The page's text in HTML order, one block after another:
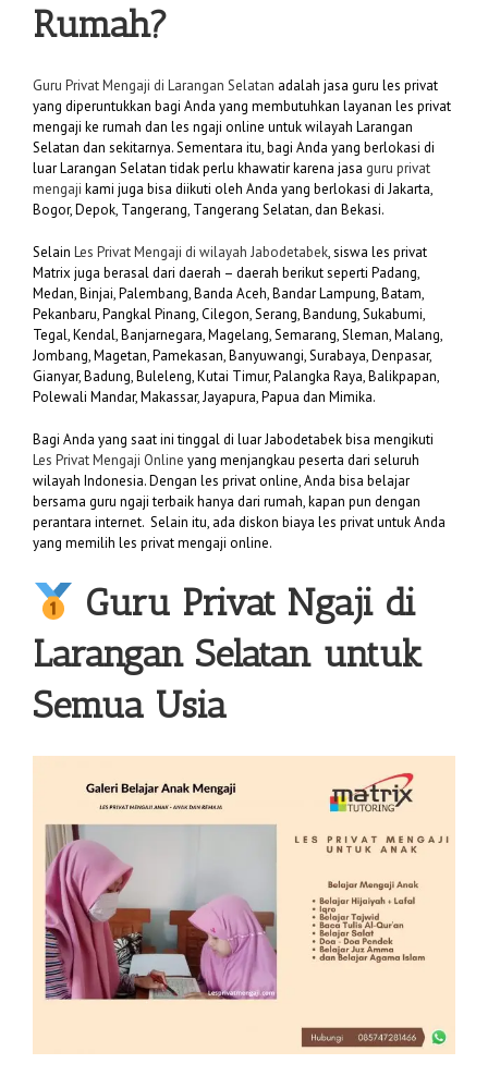
Rumah?
Guru Privat Mengaji di Larangan Selatan adalah jasa guru les privat
yang diperuntukkan bagi Anda yang membutuhkan layanan les privat
mengaji ke rumah dan les ngaji online untuk wilayah Larangan
Selatan dan sekitarnya. Sementara itu, bagi Anda yang berlokasi di
luar Larangan Selatan tidak perlu khawatir karena jasa guru privat
mengaji kami juga bisa diikuti oleh Anda yang berlokasi di Jakarta,
Bogor, Depok, Tangerang, Tangerang Selatan, dan Bekasi.
Selain Les Privat Mengaji di wilayah Jabodetabek, siswa les privat
Matrix juga berasal dari daerah – daerah berikut seperti Padang,
Medan, Binjai, Palembang, Banda Aceh, Bandar Lampung, Batam,
Pekanbaru, Pangkal Pinang, Cilegon, Serang, Bandung, Sukabumi,
Tegal, Kendal, Banjarnegara, Magelang, Semarang, Sleman, Malang,
Jombang, Magetan, Pamekasan, Banyuwangi, Surabaya, Denpasar,
Gianyar, Badung, Buleleng, Kutai Timur, Palangka Raya, Balikpapan,
Polewali Mandar, Makassar, Jayapura, Papua dan Mimika.
Bagi Anda yang saat ini tinggal di luar Jabodetabek bisa mengikuti
Les Privat Mengaji Online yang menjangkau peserta dari seluruh
wilayah Indonesia. Dengan les privat online, Anda bisa belajar
bersama guru ngaji terbaik hanya dari rumah, kapan pun dengan
perantara internet. Selain itu, ada diskon biaya les privat untuk Anda
yang memilih les privat mengaji online.
Guru Privat Ngaji di
Larangan Selatan untuk
Semua Usia